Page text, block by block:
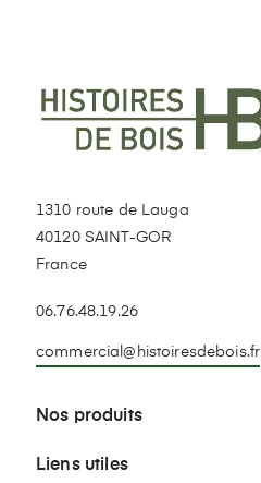
1310 route de Lauga
40120 SAINT-GOR
France
06.76.48.19.26
commercial@histoiresdebois.fr
Nos produits
Liens utiles